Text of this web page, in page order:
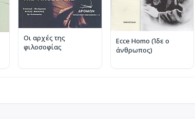
Οι αρχές της
φιλοσοφίας
Ecce Homo (Ίδε ο
άνθρωπος)